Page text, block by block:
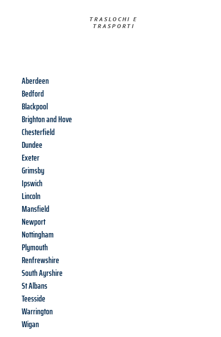
TRASLOCHI E
TRASPORTI​
Aberdeen
Bedford
Blackpool
Brighton and Hove
Chesterfield
Dundee
Exeter
Grimsby
Ipswich
Lincoln
Mansfield
Newport
Nottingham
Plymouth
Renfrewshire
South Ayrshire
St Albans
Teesside
Warrington
Wigan